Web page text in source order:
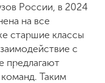
России, в 2024
на все
старшие классы
с
предлагают
команд. Таким